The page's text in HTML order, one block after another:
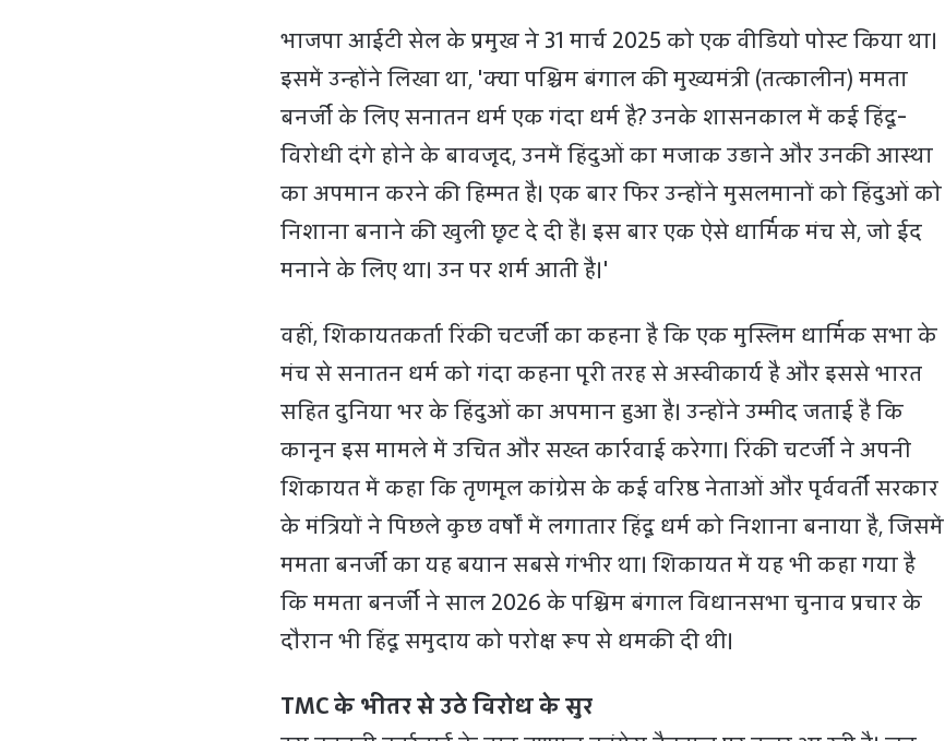
भाजपा आईटी सेल के प्रमुख ने 31 मार्च 2025 को एक वीडियो पोस्ट किया था।
इसमें उन्होंने लिखा था, 'क्या पश्चिम बंगाल की मुख्यमंत्री (तत्कालीन) ममता
बनर्जी के लिए सनातन धर्म एक गंदा धर्म है? उनके शासनकाल में कई हिंदू-
विरोधी दंगे होने के बावजूद, उनमें हिंदुओं का मजाक उड़ाने और उनकी आस्था
का अपमान करने की हिम्मत है। एक बार फिर उन्होंने मुसलमानों को हिंदुओं को
निशाना बनाने की खुली छूट दे दी है। इस बार एक ऐसे धार्मिक मंच से, जो ईद
मनाने के लिए था। उन पर शर्म आती है।'
वहीं, शिकायतकर्ता रिंकी चटर्जी का कहना है कि एक मुस्लिम धार्मिक सभा के
मंच से सनातन धर्म को गंदा कहना पूरी तरह से अस्वीकार्य है और इससे भारत
सहित दुनिया भर के हिंदुओं का अपमान हुआ है। उन्होंने उम्मीद जताई है कि
कानून इस मामले में उचित और सख्त कार्रवाई करेगा। रिंकी चटर्जी ने अपनी
शिकायत में कहा कि तृणमूल कांग्रेस के कई वरिष्ठ नेताओं और पूर्ववर्ती सरकार
के मंत्रियों ने पिछले कुछ वर्षों में लगातार हिंदू धर्म को निशाना बनाया है, जिसमें
ममता बनर्जी का यह बयान सबसे गंभीर था। शिकायत में यह भी कहा गया है
कि ममता बनर्जी ने साल 2026 के पश्चिम बंगाल विधानसभा चुनाव प्रचार के
दौरान भी हिंदू समुदाय को परोक्ष रूप से धमकी दी थी।
TMC के भीतर से उठे विरोध के सुर